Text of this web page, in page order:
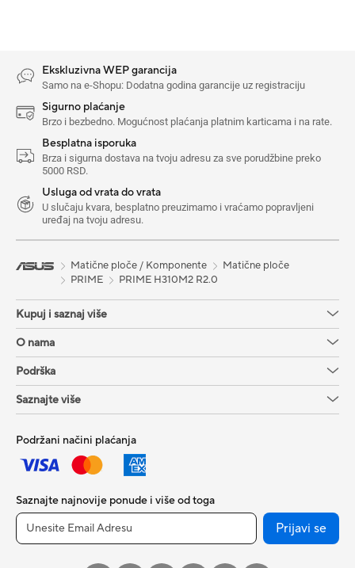
Ekskluzivna WEP garancija
Samo na e-Shopu: Dodatna godina garancije uz registraciju
Sigurno plaćanje
Brzo i bezbedno. Mogućnost plaćanja platnim karticama i na rate.
Besplatna isporuka
Brza i sigurna dostava na tvoju adresu za sve porudžbine preko
5000 RSD.
Usluga od vrata do vrata
U slučaju kvara, besplatno preuzimamo i vraćamo popravljeni
uređaj na tvoju adresu.
Matične ploče / Komponente
Matične ploče
PRIME
PRIME H310M2 R2.0
Kupuj i saznaj više
O nama
Podrška
Saznajte više
Podržani načini plaćanja
Saznajte najnovije ponude i više od toga
Prijavi se